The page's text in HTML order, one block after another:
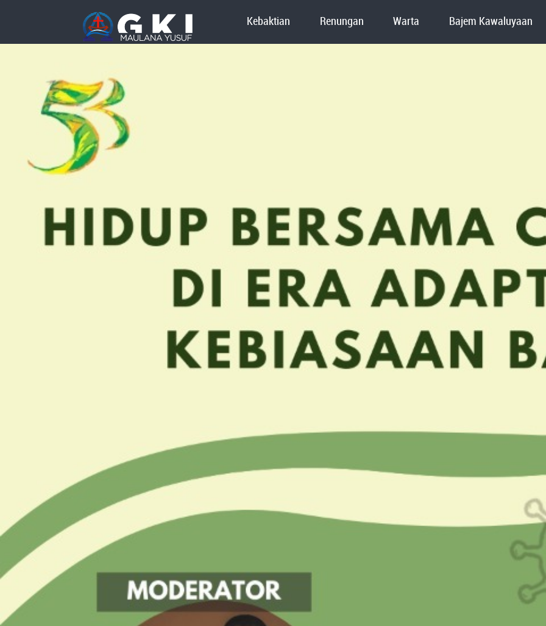
Kebaktian Renungan Warta Bajem Kawaluyaan